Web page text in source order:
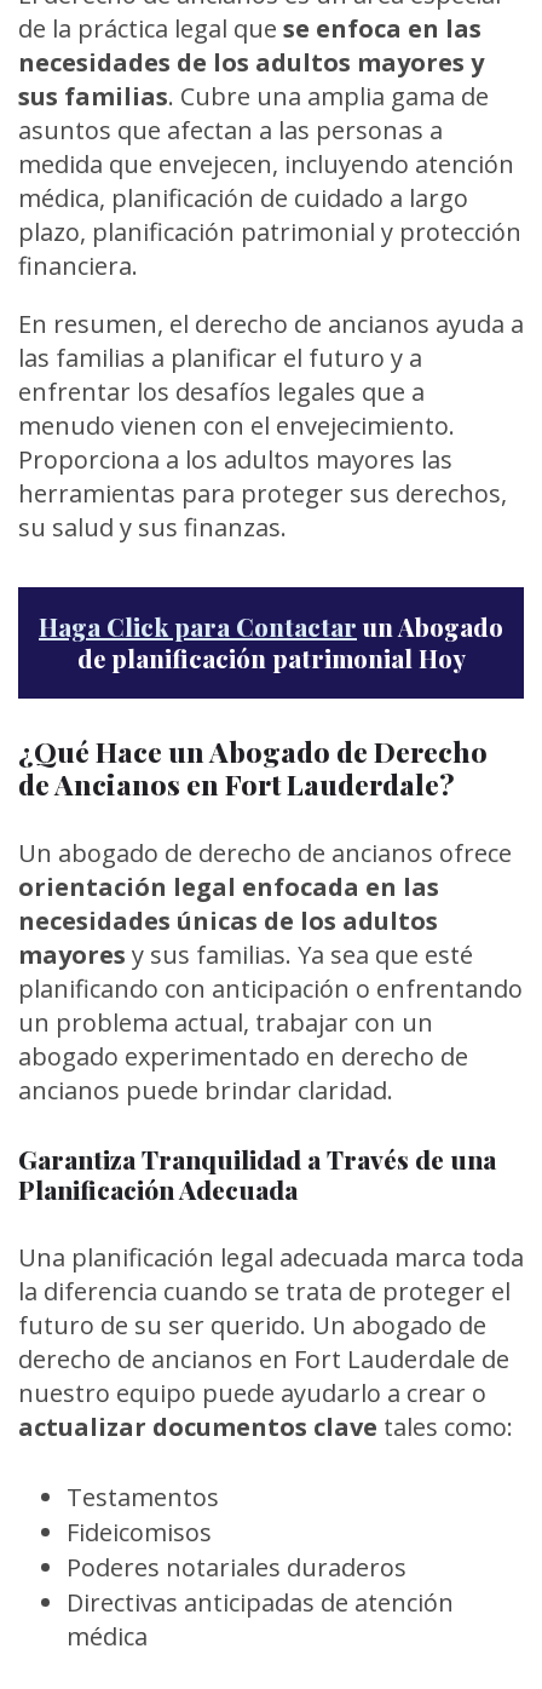
de la práctica legal que se enfoca en las
necesidades de los adultos mayores y
sus familias. Cubre una amplia gama de
asuntos que afectan a las personas a
medida que envejecen, incluyendo atención
médica, planificación de cuidado a largo
plazo, planificación patrimonial y protección
financiera.
En resumen, el derecho de ancianos ayuda a
las familias a planificar el futuro y a
enfrentar los desafíos legales que a
menudo vienen con el envejecimiento.
Proporciona a los adultos mayores las
herramientas para proteger sus derechos,
su salud y sus finanzas.
Haga Click para Contactar un Abogado
de planificación patrimonial Hoy
¿Qué Hace un Abogado de Derecho
de Ancianos en Fort Lauderdale?
Un abogado de derecho de ancianos ofrece
orientación legal enfocada en las
necesidades únicas de los adultos
mayores y sus familias. Ya sea que esté
planificando con anticipación o enfrentando
un problema actual, trabajar con un
abogado experimentado en derecho de
ancianos puede brindar claridad.
Garantiza Tranquilidad a Través de una
Planificación Adecuada
Una planificación legal adecuada marca toda
la diferencia cuando se trata de proteger el
futuro de su ser querido. Un abogado de
derecho de ancianos en Fort Lauderdale de
nuestro equipo puede ayudarlo a crear o
actualizar documentos clave tales como:
Testamentos
Fideicomisos
Poderes notariales duraderos
Directivas anticipadas de atención
médica